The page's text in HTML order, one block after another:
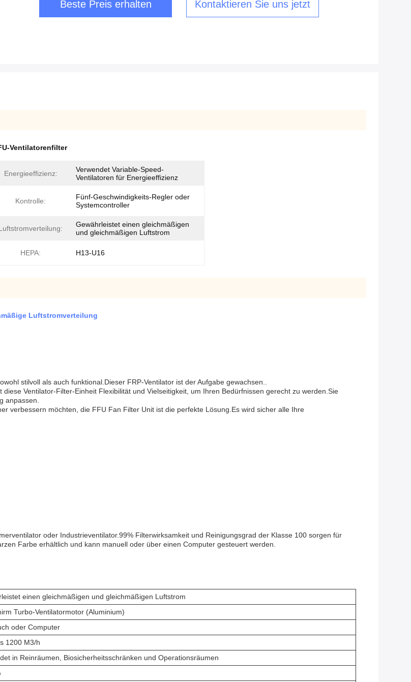
Beste Preis erhalten Kontaktieren Sie uns jetzt
Ventilatorenfilter
Energieeffizienz:
Verwendet Variable-Speed-
Ventilatoren für Energieeffizienz
Kontrolle:
Fünf-Geschwindigkeits-Regler oder
Systemcontroller
Gewährleistet einen gleichmäßigen
und gleichmäßigen Luftstrom
HEPA: H13-U16
Luftstromverteilung
stilvoll als auch funktional.Dieser FRP-Ventilator ist der Aufgabe gewachsen..
Ventilator-Filter-Einheit Flexibilität und Vielseitigkeit, um Ihren Bedürfnissen gerecht zu werden.Sie
anpassen.
verbessern möchten, die FFU Fan Filter Unit ist die perfekte Lösung.Es wird sicher alle Ihre
oder Industrieventilator.99% Filterwirksamkeit und Reinigungsgrad der Klasse 100 sorgen für
Farbe erhältlich und kann manuell oder über einen Computer gesteuert werden.
einen gleichmäßigen und gleichmäßigen Luftstrom
Turbo-Ventilatormotor (Aluminium)
oder Computer
1200 M3/h
in Reinräumen, Biosicherheitsschränken und Operationsräumen